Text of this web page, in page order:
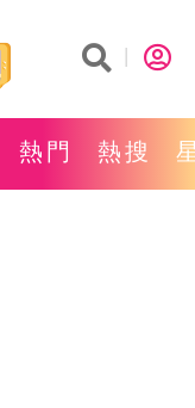
熱門 熱搜